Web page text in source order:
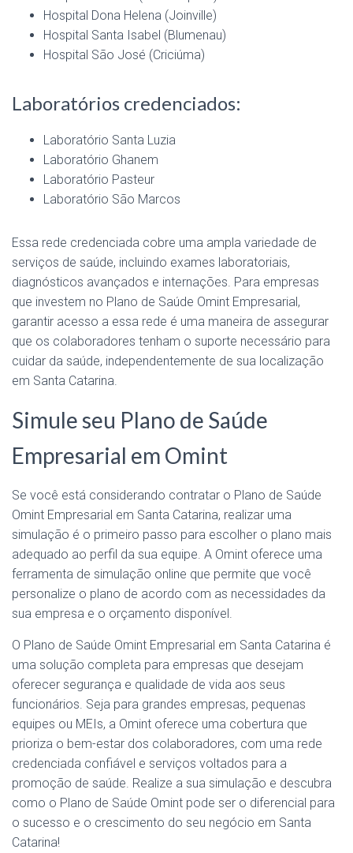
Hospital Dona Helena (Joinville)
Hospital Santa Isabel (Blumenau)
Hospital São José (Criciúma)
Laboratórios credenciados:
Laboratório Santa Luzia
Laboratório Ghanem
Laboratório Pasteur
Laboratório São Marcos
Essa rede credenciada cobre uma ampla variedade de
serviços de saúde, incluindo exames laboratoriais,
diagnósticos avançados e internações. Para empresas
que investem no Plano de Saúde Omint Empresarial,
garantir acesso a essa rede é uma maneira de assegurar
que os colaboradores tenham o suporte necessário para
cuidar da saúde, independentemente de sua localização
em Santa Catarina.
Simule seu Plano de Saúde
Empresarial em Omint
Se você está considerando contratar o Plano de Saúde
Omint Empresarial em Santa Catarina, realizar uma
simulação é o primeiro passo para escolher o plano mais
adequado ao perfil da sua equipe. A Omint oferece uma
ferramenta de simulação online que permite que você
personalize o plano de acordo com as necessidades da
sua empresa e o orçamento disponível.
O Plano de Saúde Omint Empresarial em Santa Catarina é
uma solução completa para empresas que desejam
oferecer segurança e qualidade de vida aos seus
funcionários. Seja para grandes empresas, pequenas
equipes ou MEIs, a Omint oferece uma cobertura que
prioriza o bem-estar dos colaboradores, com uma rede
credenciada confiável e serviços voltados para a
promoção de saúde. Realize a sua simulação e descubra
como o Plano de Saúde Omint pode ser o diferencial para
o sucesso e o crescimento do seu negócio em Santa
Catarina!